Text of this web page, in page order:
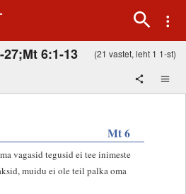
27;Mt 6:1-13 (21 vastet, leht 1 1-st)
Mt 6
vagasid tegusid ei tee inimeste
muidu ei ole teil palka oma